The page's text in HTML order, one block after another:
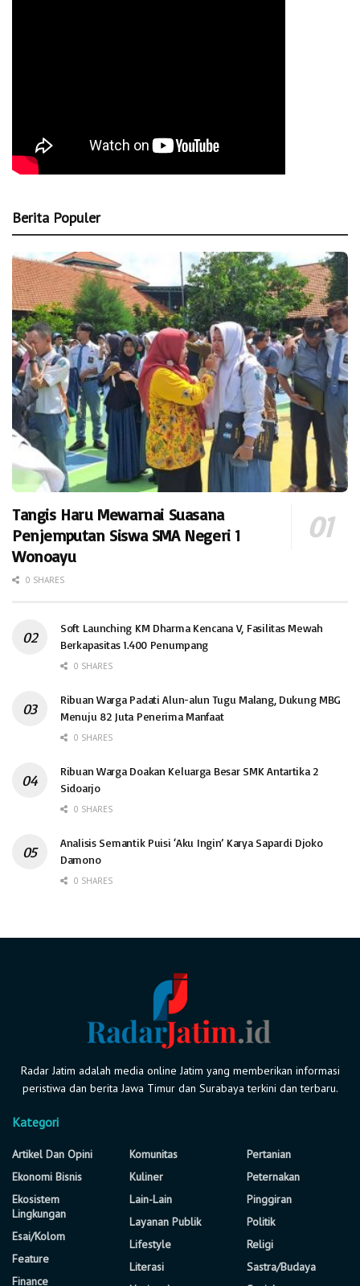
Berita Populer
Tangis Haru Mewarnai Suasana
Penjemputan Siswa SMA Negeri 1
Wonoayu
0 SHARES
Soft Launching KM Dharma Kencana V, Fasilitas Mewah
Berkapasitas 1.400 Penumpang
0 SHARES
Ribuan Warga Padati Alun-alun Tugu Malang, Dukung MBG
Menuju 82 Juta Penerima Manfaat
0 SHARES
Ribuan Warga Doakan Keluarga Besar SMK Antartika 2
Sidoarjo
0 SHARES
Analisis Semantik Puisi ‘Aku Ingin’ Karya Sapardi Djoko
Damono
0 SHARES
Radar Jatim adalah media online Jatim yang memberikan informasi
peristiwa dan berita Jawa Timur dan Surabaya terkini dan terbaru.
Kategori
Artikel Dan Opini
Ekonomi Bisnis
Ekosistem
Lingkungan
Esai/Kolom
Feature
Finance
Komunitas
Kuliner
Lain-Lain
Layanan Publik
Lifestyle
Literasi
Pertanian
Peternakan
Pinggiran
Politik
Religi
Sastra/Budaya